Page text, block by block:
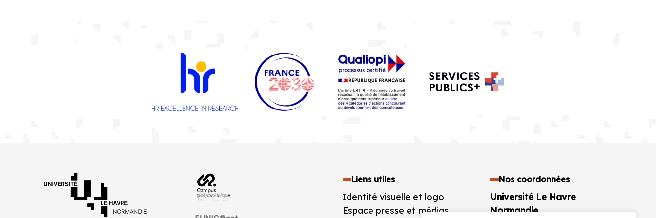
Liens utiles
Identité visuelle et logo
Espace presse et médias
Nos coordonnées
Université Le Havre
Normandie